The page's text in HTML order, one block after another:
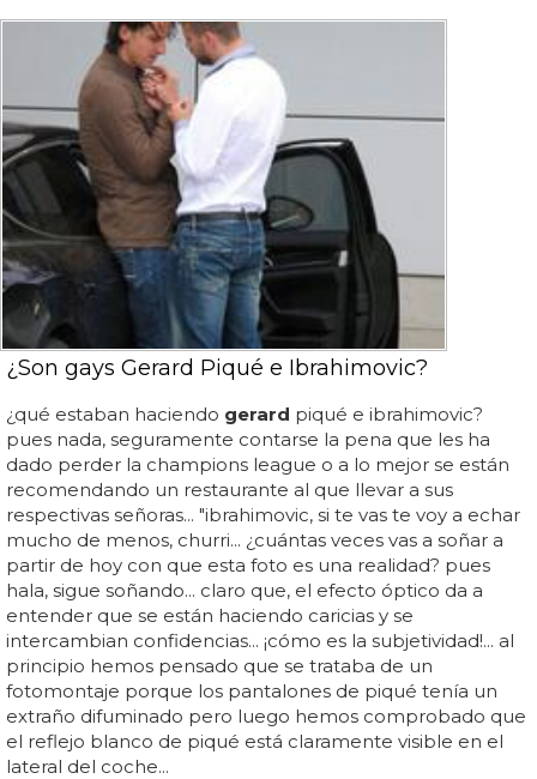
¿Son gays Gerard Piqué e Ibrahimovic?
¿qué estaban haciendo gerard piqué e ibrahimovic?
pues nada, seguramente contarse la pena que les ha
dado perder la champions league o a lo mejor se están
recomendando un restaurante al que llevar a sus
respectivas señoras... "ibrahimovic, si te vas te voy a echar
mucho de menos, churri... ¿cuántas veces vas a soñar a
partir de hoy con que esta foto es una realidad? pues
hala, sigue soñando... claro que, el efecto óptico da a
entender que se están haciendo caricias y se
intercambian confidencias... ¡cómo es la subjetividad!... al
principio hemos pensado que se trataba de un
fotomontaje porque los pantalones de piqué tenía un
extraño difuminado pero luego hemos comprobado que
el reflejo blanco de piqué está claramente visible en el
lateral del coche...